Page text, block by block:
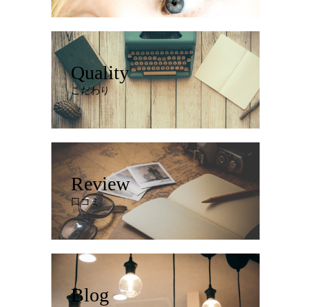
Quality
こだわり
Review
口コミ
Blog